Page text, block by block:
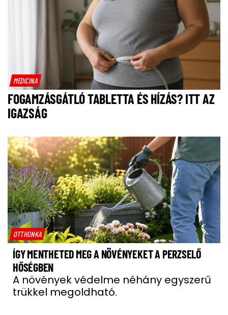
MEDICINA
FOGAMZÁSGÁTLÓ TABLETTA ÉS HÍZÁS? ITT AZ
IGAZSÁG
OTTHONKA
ÍGY MENTHETED MEG A NÖVÉNYEKET A PERZSELŐ
HŐSÉGBEN
A növények védelme néhány egyszerű
trükkel megoldható.